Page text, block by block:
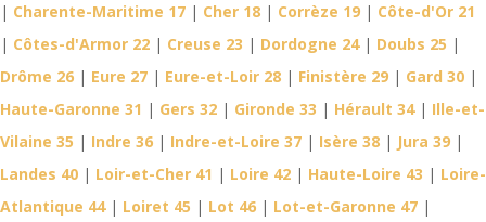
| Charente-Maritime 17 | Cher 18 | Corrèze 19 | Côte-d'Or 21
| Côtes-d'Armor 22 | Creuse 23 | Dordogne 24| Doubs 25 |
Drôme 26 | Eure 27 | Eure-et-Loir 28 | Finistère 29 | Gard 30 |
Haute-Garonne 31 | Gers 32 | Gironde 33 | Hérault 34| Ille-et-
Vilaine 35 | Indre 36 | Indre-et-Loire 37 | Isère 38 | Jura 39 |
Landes 40 | Loir-et-Cher 41 | Loire 42 | Haute-Loire 43 | Loire-
Atlantique 44| Loiret 45 | Lot 46 | Lot-et-Garonne 47 |